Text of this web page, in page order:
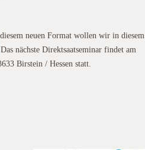
neuen Format wollen wir in diesem
nächste Direktsaatseminar findet am
Birstein / Hessen statt.